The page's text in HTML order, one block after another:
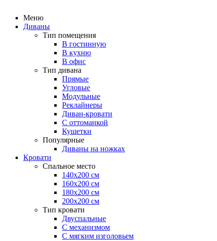
Меню
Диваны
Тип помещения
В гостинную
В кухню
В офис
Тип дивана
Прямые
Угловые
Модульные
Реклайнеры
Диван-кровати
С оттоманкой
Кушетки
Популярные
Диваны на ножках
Кровати
Спальное место
140х200 см
160х200 см
180х200 см
200х200 см
Тип кровати
Двуспальные
С механизмом
С мягким изголовьем